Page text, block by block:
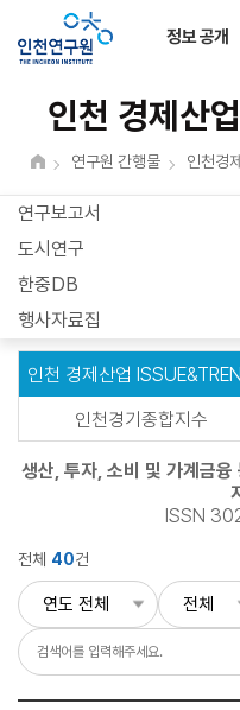
정보 공개
인천 경제산
연구원 간행물 인천경
연구보고서
도시연구
한중DB
행사자료집
인천 경제산업
인천경기종합지수
생산, 투자, 소비 및 가계금
ISSN
전체 40건